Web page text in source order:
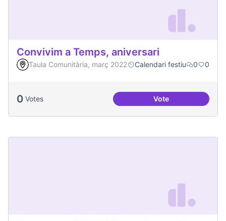
Convivim a Temps, aniversari
Taula Comunitària, març 2022 Calendari festiu 0 0
0 Votes VoteConvivim a